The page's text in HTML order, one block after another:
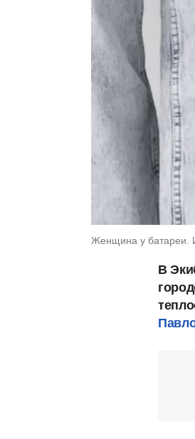
Женщина у батареи.
В